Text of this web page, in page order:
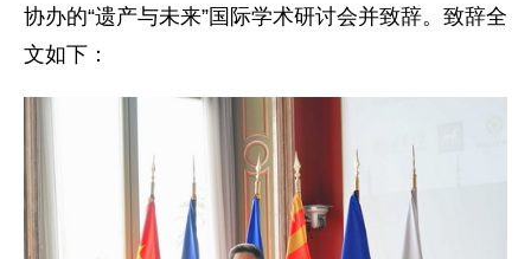
协办的“遗产与未来”国际学术研讨会并致辞。致辞全
文如下：